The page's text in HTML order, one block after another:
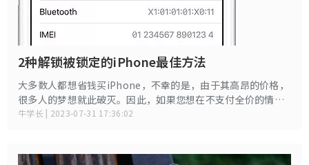
2种解锁被锁定的iPhone最佳方法
大多数人都想省钱买iPhone，不幸的是，由于其高昂的价格，
很多人的梦想就此破灭。因此，如果您想在不支付全价的情况
下购买 iPhone，那么您最好的选择是购买二手或翻新
定
牛学长 | 2023-07-31 17:36:02